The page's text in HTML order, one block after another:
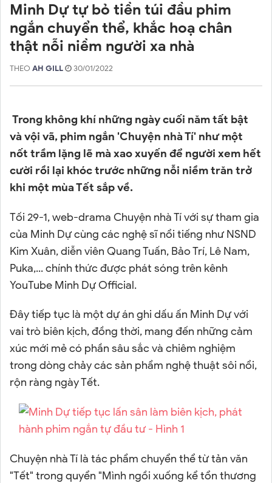
Minh Dự tự bỏ tiền túi đầu phim
ngắn chuyển thể, khắc hoạ chân
thật nỗi niềm người xa nhà
THEO AH GILL 30/01/2022
Trong không khí những ngày cuối năm tất bật
và vội vã, phim ngắn 'Chuyện nhà Tí' như một
nốt trầm lặng lẽ mà xao xuyến để người xem hết
cười rồi lại khóc trước những nỗi niềm trăn trở
khi một mùa Tết sắp về.
Tối 29-1, web-drama Chuyện nhà Tí với sự tham gia
của Minh Dự cùng các nghệ sĩ nổi tiếng như NSND
Kim Xuân, diễn viên Quang Tuấn, Bảo Trí, Lê Nam,
Puka,... chính thức được phát sóng trên kênh
YouTube Minh Dự Official.
Đây tiếp tục là một dự án ghi dấu ấn Minh Dự với
vai trò biên kịch, đồng thời, mang đến những cảm
xúc mới mẻ có phần sâu sắc và chiêm nghiệm
trong dòng chảy các sản phẩm nghệ thuật sôi nổi,
rộn ràng ngày Tết.
Chuyện nhà Tí là tác phẩm chuyển thể từ tản văn
"Tết" trong quyển "Mình ngồi xuống kể tổn thương